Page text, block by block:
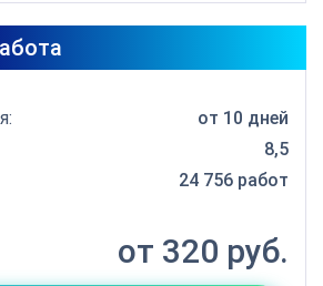
от 10 дней
8,5
24 756 работ
от 320 руб.